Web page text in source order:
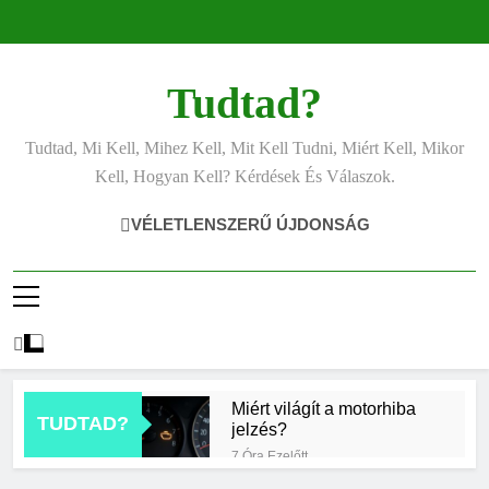
Tudtad?
Tudtad, Mi Kell, Mihez Kell, Mit Kell Tudni, Miért Kell, Mikor
Kell, Hogyan Kell? Kérdések És Válaszok.
VÉLETLENSZERŰ ÚJDONSÁG
TUDTAD?
Miért világít a motorhiba
jelzés?
7 Óra Ezelőtt